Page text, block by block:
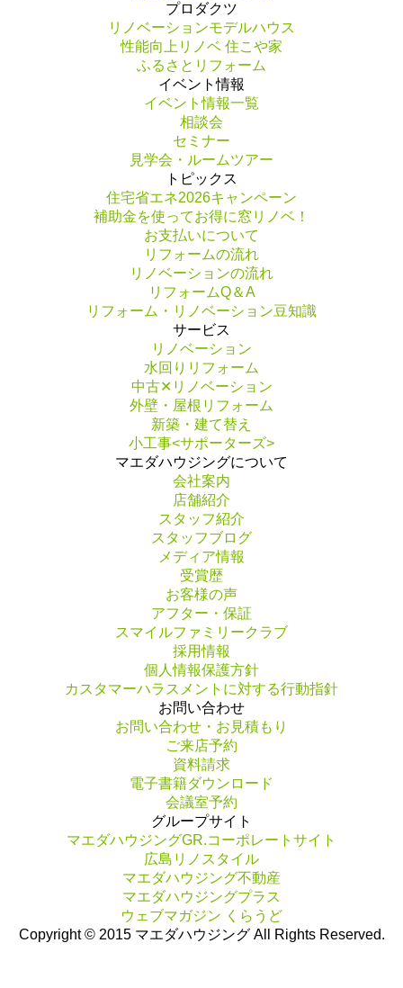
プロダクツ
リノベーションモデルハウス
性能向上リノベ 住こや家
ふるさとリフォーム
イベント情報
イベント情報一覧
相談会
セミナー
見学会・ルームツアー
トピックス
住宅省エネ2026キャンペーン
補助金を使ってお得に窓リノベ！
お支払いについて
リフォームの流れ
リノベーションの流れ
リフォームQ＆A
リフォーム・リノベーション豆知識
サービス
リノベーション
水回りリフォーム
中古✕リノベーション
外壁・屋根リフォーム
新築・建て替え
小工事<サポーターズ>
マエダハウジングについて
会社案内
店舗紹介
スタッフ紹介
スタッフブログ
メディア情報
受賞歴
お客様の声
アフター・保証
スマイルファミリークラブ
採用情報
個人情報保護方針
カスタマーハラスメントに対する行動指針
お問い合わせ
お問い合わせ・お見積もり
ご来店予約
資料請求
電子書籍ダウンロード
会議室予約
グループサイト
マエダハウジングGR.コーポレートサイト
広島リノスタイル
マエダハウジング不動産
マエダハウジングプラス
ウェブマガジン くらうど
Copyright © 2015 マエダハウジング All Rights Reserved.